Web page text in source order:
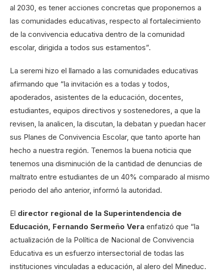
al 2030, es tener acciones concretas que proponemos a
las comunidades educativas, respecto al fortalecimiento
de la convivencia educativa dentro de la comunidad
escolar, dirigida a todos sus estamentos”.
La seremi hizo el llamado a las comunidades educativas
afirmando que “la invitación es a todas y todos,
apoderados, asistentes de la educación, docentes,
estudiantes, equipos directivos y sostenedores, a que la
revisen, la analicen, la discutan, la debatan y puedan hacer
sus Planes de Convivencia Escolar, que tanto aporte han
hecho a nuestra región. Tenemos la buena noticia que
tenemos una disminución de la cantidad de denuncias de
maltrato entre estudiantes de un 40% comparado al mismo
periodo del año anterior, informó la autoridad.
El director regional de la Superintendencia de
Educación, Fernando Sermeño Vera enfatizó que “la
actualización de la Política de Nacional de Convivencia
Educativa es un esfuerzo intersectorial de todas las
instituciones vinculadas a educación, al alero del Mineduc.